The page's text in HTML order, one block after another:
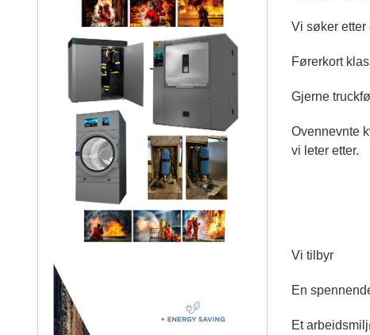
Vi søker etter
Førerkort
Gjerne
Ovennevnte
vi leter etter.
Vi tilbyr
En
Et